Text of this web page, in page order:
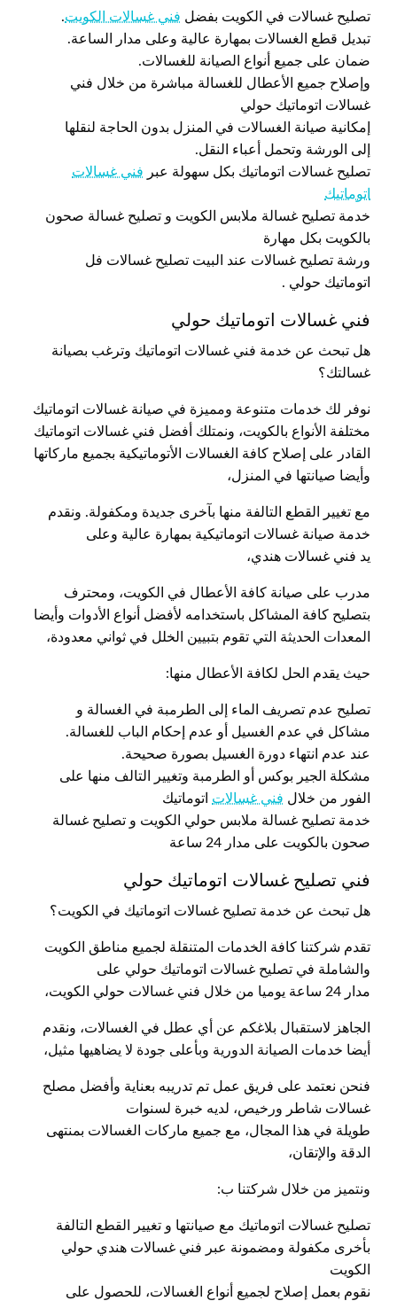
تصليح غسالات في الكويت بفضل فني غسالات الكويت.
تبديل قطع الغسالات بمهارة عالية وعلى مدار الساعة.
ضمان على جميع أنواع الصيانة للغسالات.
وإصلاح جميع الأعطال للغسالة مباشرة من خلال فني
غسالات اتوماتيك حولي
إمكانية صيانة الغسالات في المنزل بدون الحاجة لنقلها
إلى الورشة وتحمل أعباء النقل.
تصليح غسالات اتوماتيك بكل سهولة عبر فني غسالات
اتوماتيك
خدمة تصليح غسالة ملابس الكويت و تصليح غسالة صحون
بالكويت بكل مهارة
ورشة تصليح غسالات عند البيت تصليح غسالات فل
اتوماتيك حولي .
فني غسالات اتوماتيك حولي
هل تبحث عن خدمة فني غسالات اتوماتيك وترغب بصيانة
غسالتك؟
نوفر لك خدمات متنوعة ومميزة في صيانة غسالات اتوماتيك
مختلفة الأنواع بالكويت، ونمتلك أفضل فني غسالات اتوماتيك
القادر على إصلاح كافة الغسالات الأتوماتيكية بجميع ماركاتها
وأيضا صيانتها في المنزل،
مع تغيير القطع التالفة منها بآخرى جديدة ومكفولة. ونقدم
خدمة صيانة غسالات اتوماتيكية بمهارة عالية وعلى
يد فني غسالات هندي،
مدرب على صيانة كافة الأعطال في الكويت، ومحترف
بتصليح كافة المشاكل باستخدامه لأفضل أنواع الأدوات وأيضا
المعدات الحديثة التي تقوم بتبيين الخلل في ثواني معدودة،
حيث يقدم الحل لكافة الأعطال منها:
تصليح عدم تصريف الماء إلى الطرمبة في الغسالة و
مشاكل في عدم الغسيل أو عدم إحكام الباب للغسالة.
عند عدم انتهاء دورة الغسيل بصورة صحيحة.
مشكلة الجير بوكس أو الطرمبة وتغيير التالف منها على
الفور من خلال فني غسالات اتوماتيك
خدمة تصليح غسالة ملابس حولي الكويت و تصليح غسالة
صحون بالكويت على مدار 24 ساعة
فني تصليح غسالات اتوماتيك حولي
هل تبحث عن خدمة تصليح غسالات اتوماتيك في الكويت؟
تقدم شركتنا كافة الخدمات المتنقلة لجميع مناطق الكويت
والشاملة في تصليح غسالات اتوماتيك حولي على
مدار 24 ساعة يوميا من خلال فني غسالات حولي الكويت،
الجاهز لاستقبال بلاغكم عن أي عطل في الغسالات، ونقدم
أيضا خدمات الصيانة الدورية وبأعلى جودة لا يضاهيها مثيل،
فنحن نعتمد على فريق عمل تم تدريبه بعناية وأفضل مصلح
غسالات شاطر ورخيص، لديه خبرة لسنوات
طويلة في هذا المجال، مع جميع ماركات الغسالات بمنتهى
الدقة والإتقان،
ونتميز من خلال شركتنا ب:
تصليح غسالات اتوماتيك مع صيانتها و تغيير القطع التالفة
بأخرى مكفولة ومضمونة عبر فني غسالات هندي حولي
الكويت
نقوم بعمل إصلاح لجميع أنواع الغسالات، للحصول على